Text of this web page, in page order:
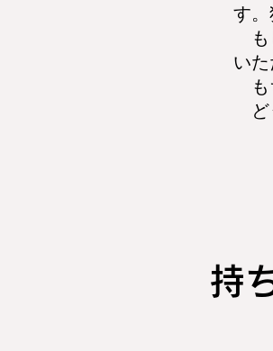
す。
も
いた
も
ど
持